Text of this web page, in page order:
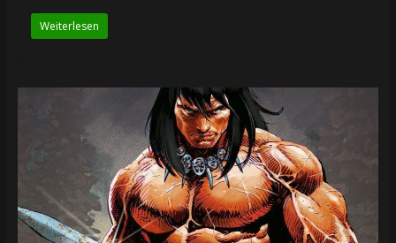
Weiterlesen